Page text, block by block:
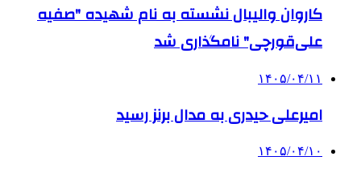
کاروان والیبال نشسته به نام شهیده "صفیه
علی‌قورچی" نامگذاری شد
۱۴۰۵/۰۴/۱۱
امیرعلی حیدری به مدال برنز رسید
۱۴۰۵/۰۴/۱۰